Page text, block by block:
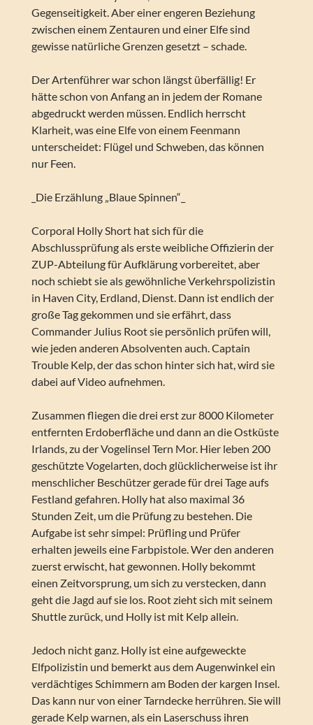
Gegenseitigkeit. Aber einer engeren Beziehung
zwischen einem Zentauren und einer Elfe sind
gewisse natürliche Grenzen gesetzt – schade.
Der Artenführer war schon längst überfällig! Er
hätte schon von Anfang an in jedem der Romane
abgedruckt werden müssen. Endlich herrscht
Klarheit, was eine Elfe von einem Feenmann
unterscheidet: Flügel und Schweben, das können
nur Feen.
_Die Erzählung „Blaue Spinnen“_
Corporal Holly Short hat sich für die
Abschlussprüfung als erste weibliche Offizierin der
ZUP-Abteilung für Aufklärung vorbereitet, aber
noch schiebt sie als gewöhnliche Verkehrspolizistin
in Haven City, Erdland, Dienst. Dann ist endlich der
große Tag gekommen und sie erfährt, dass
Commander Julius Root sie persönlich prüfen will,
wie jeden anderen Absolventen auch. Captain
Trouble Kelp, der das schon hinter sich hat, wird sie
dabei auf Video aufnehmen.
Zusammen fliegen die drei erst zur 8000 Kilometer
entfernten Erdoberfläche und dann an die Ostküste
Irlands, zu der Vogelinsel Tern Mor. Hier leben 200
geschützte Vogelarten, doch glücklicherweise ist ihr
menschlicher Beschützer gerade für drei Tage aufs
Festland gefahren. Holly hat also maximal 36
Stunden Zeit, um die Prüfung zu bestehen. Die
Aufgabe ist sehr simpel: Prüfling und Prüfer
erhalten jeweils eine Farbpistole. Wer den anderen
zuerst erwischt, hat gewonnen. Holly bekommt
einen Zeitvorsprung, um sich zu verstecken, dann
geht die Jagd auf sie los. Root zieht sich mit seinem
Shuttle zurück, und Holly ist mit Kelp allein.
Jedoch nicht ganz. Holly ist eine aufgeweckte
Elfpolizistin und bemerkt aus dem Augenwinkel ein
verdächtiges Schimmern am Boden der kargen Insel.
Das kann nur von einer Tarndecke herrühren. Sie will
gerade Kelp warnen, als ein Laserschuss ihren